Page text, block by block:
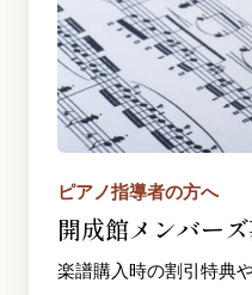
ピアノ指導者の方へ
開成館メンバー
楽譜購入時の割引特典